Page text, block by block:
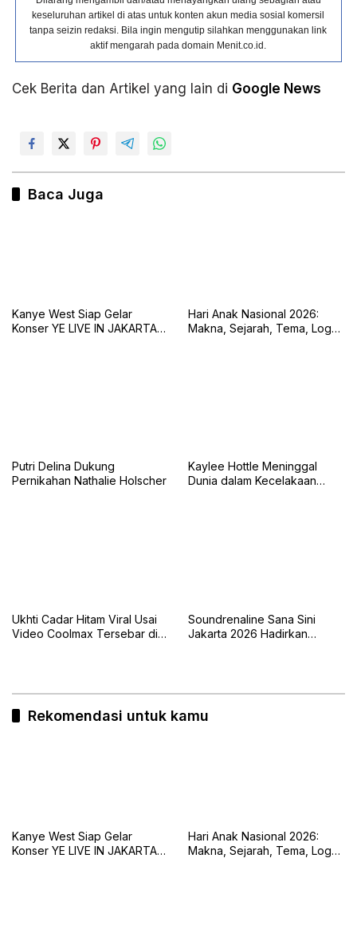
keseluruhan artikel di atas untuk konten akun media sosial komersil
tanpa seizin redaksi. Bila ingin mengutip silahkan menggunakan link
aktif mengarah pada domain Menit.co.id.
Cek Berita dan Artikel yang lain di Google News
Baca Juga
Kanye West Siap Gelar
Konser YE LIVE IN JAKARTA
Hari Anak Nasional 2026:
Makna, Sejarah, Tema, Logo,
Putri Delina Dukung
Pernikahan Nathalie Holscher
Kaylee Hottle Meninggal
Dunia dalam Kecelakaan
Ukhti Cadar Hitam Viral Usai
Video Coolmax Tersebar di
Soundrenaline Sana Sini
Jakarta 2026 Hadirkan
Rekomendasi untuk kamu
Kanye West Siap Gelar
Konser YE LIVE IN JAKARTA
Hari Anak Nasional 2026:
Makna, Sejarah, Tema, Logo,